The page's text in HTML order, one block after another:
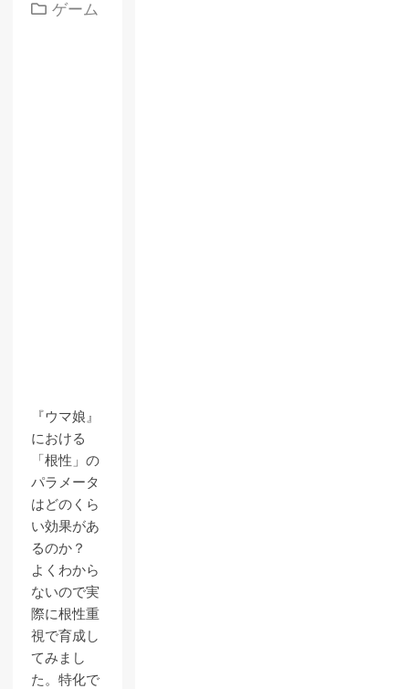
ゲーム
『ウマ娘』
における
「根性」の
パラメータ
はどのくら
い効果があ
るのか？
よくわから
ないので実
際に根性重
視で育成し
てみまし
た。特化で